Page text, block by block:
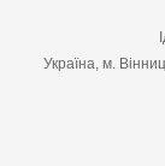
Україна, м.